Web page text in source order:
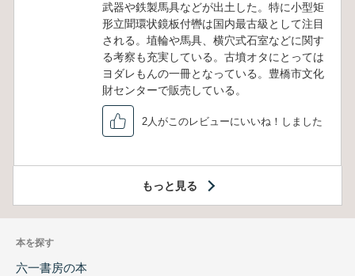
武器や鉄製馬具などが出土した。特に小型矩
形立聞環状鏡板付轡は国内最古級として注目
される。埴輪や馬具、横穴式石室などに関す
る考察も充実している。古墳オタにとっては
ヨダレもんの一冊となっている。豊橋市文化
財センターで販売している。
2人がこのレビューにいいね！しました
もっと見る
本を探す
六一書房の本